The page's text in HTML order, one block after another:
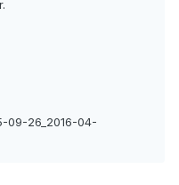
09-26_2016-04-